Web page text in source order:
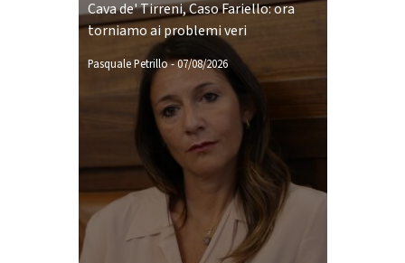
Cava de' Tirreni, Caso Fariello: ora
torniamo ai problemi veri
Pasquale Petrillo-07/08/2026